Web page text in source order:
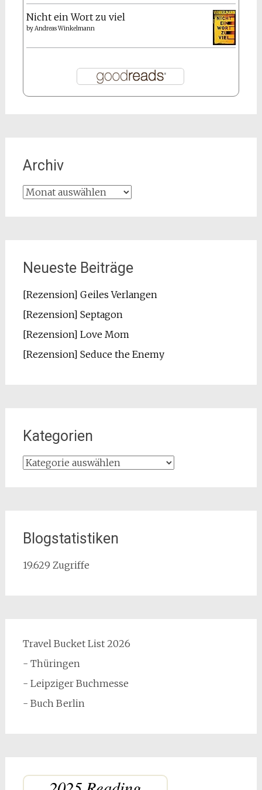
Nicht ein Wort zu viel
byAndreas Winkelmann
Archiv
Archiv
Neueste Beiträge
[Rezension] Geiles Verlangen
[Rezension] Septagon
[Rezension] Love Mom
[Rezension] Seduce the Enemy
Kategorien
Kategorien
Blogstatistiken
19.629 Zugriffe
Travel Bucket List 2026
- Thüringen
- Leipziger Buchmesse
- Buch Berlin